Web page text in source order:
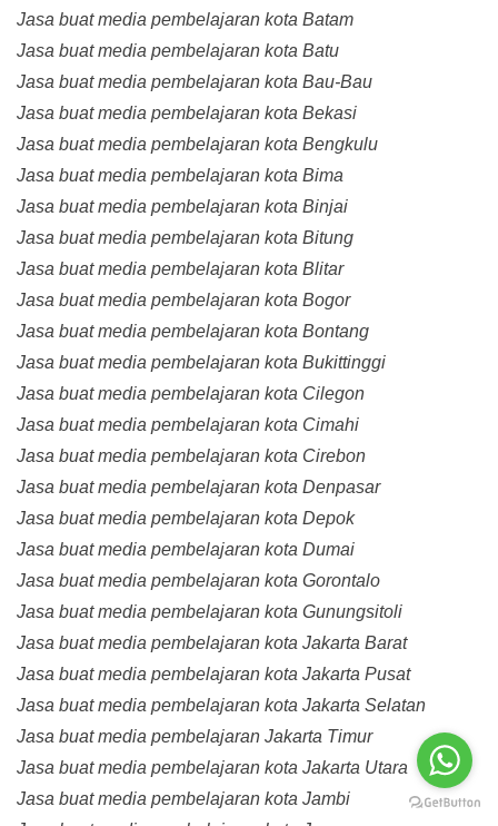
Jasa buat media pembelajaran kota Batam
Jasa buat media pembelajaran kota Batu
Jasa buat media pembelajaran kota Bau-Bau
Jasa buat media pembelajaran kota Bekasi
Jasa buat media pembelajaran kota Bengkulu
Jasa buat media pembelajaran kota Bima
Jasa buat media pembelajaran kota Binjai
Jasa buat media pembelajaran kota Bitung
Jasa buat media pembelajaran kota Blitar
Jasa buat media pembelajaran kota Bogor
Jasa buat media pembelajaran kota Bontang
Jasa buat media pembelajaran kota Bukittinggi
Jasa buat media pembelajaran kota Cilegon
Jasa buat media pembelajaran kota Cimahi
Jasa buat media pembelajaran kota Cirebon
Jasa buat media pembelajaran kota Denpasar
Jasa buat media pembelajaran kota Depok
Jasa buat media pembelajaran kota Dumai
Jasa buat media pembelajaran kota Gorontalo
Jasa buat media pembelajaran kota Gunungsitoli
Jasa buat media pembelajaran kota Jakarta Barat
Jasa buat media pembelajaran kota Jakarta Pusat
Jasa buat media pembelajaran kota Jakarta Selatan
Jasa buat media pembelajaran Jakarta Timur
Jasa buat media pembelajaran kota Jakarta Utara
Jasa buat media pembelajaran kota Jambi